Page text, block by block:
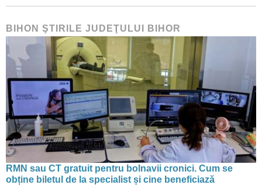
BIHON ŞTIRILE JUDEŢULUI BIHOR
RMN sau CT gratuit pentru bolnavii cronici. Cum se
obține biletul de la specialist și cine beneficiază